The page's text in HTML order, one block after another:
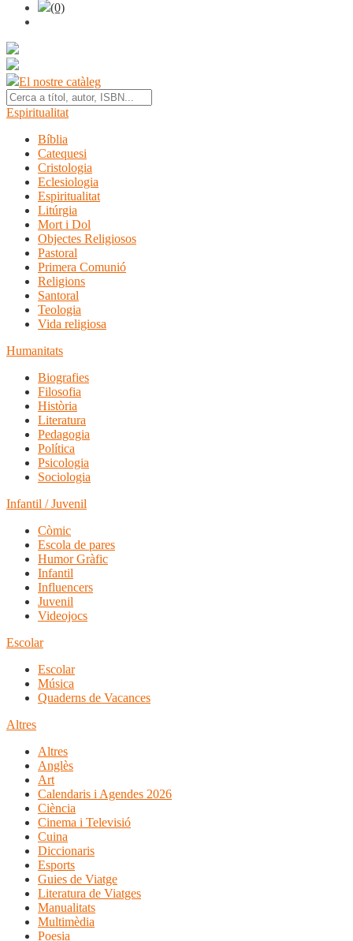
(0)
El nostre catàleg
Espiritualitat
Bíblia
Catequesi
Cristologia
Eclesiologia
Espiritualitat
Litúrgia
Mort i Dol
Objectes Religiosos
Pastoral
Primera Comunió
Religions
Santoral
Teologia
Vida religiosa
Humanitats
Biografies
Filosofia
Història
Literatura
Pedagogia
Política
Psicologia
Sociologia
Infantil / Juvenil
Còmic
Escola de pares
Humor Gràfic
Infantil
Influencers
Juvenil
Videojocs
Escolar
Escolar
Música
Quaderns de Vacances
Altres
Altres
Anglès
Art
Calendaris i Agendes 2026
Ciència
Cinema i Televisió
Cuina
Diccionaris
Esports
Guies de Viatge
Literatura de Viatges
Manualitats
Multimèdia
Poesia